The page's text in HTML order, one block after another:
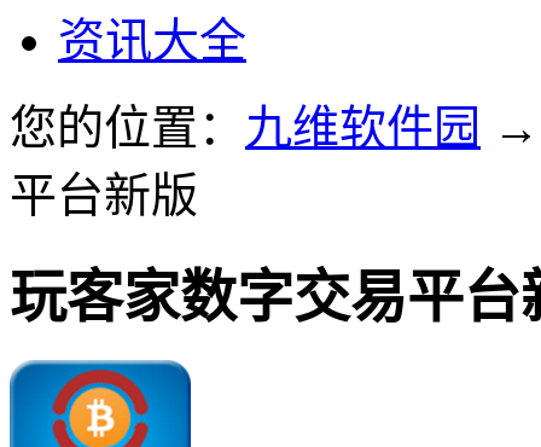
资讯大全
您的位置： 九维软件园
平台新版
玩客家数字交易平台